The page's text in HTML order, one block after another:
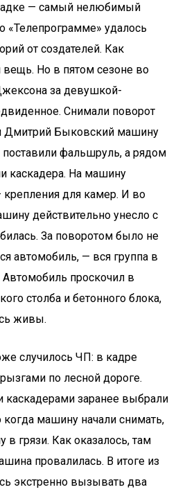
— самый нелюбимый
«Телепрограмме» удалось
от создателей. Как
вещь. Но в пятом сезоне во
за девушкой-
Снимали поворот
Дмитрий Быковский машину
поставили фальшруль, а рядом
каскадера. На машину
крепления для камер. И во
действительно унесло с
За поворотом было не
автомобиль, — вся группа в
проскочил в
столба и бетонного блока,
живы.
случилось ЧП: в кадре
по лесной дороге.
заранее выбрали
машину начали снимать,
грязи. Как оказалось, там
провалилась. В итоге из
экстренно вызывать два